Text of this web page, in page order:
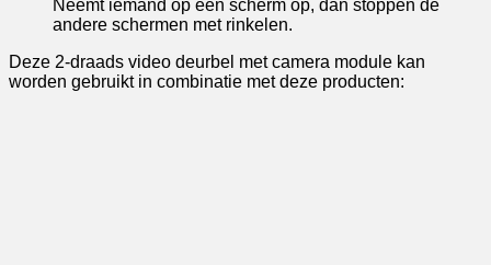
Neemt iemand op een scherm op, dan stoppen de
andere schermen met rinkelen.
Deze 2-draads video deurbel met camera module kan
worden gebruikt in combinatie met deze producten: